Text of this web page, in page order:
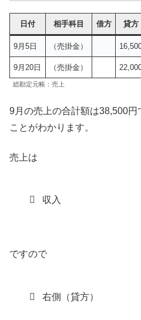
日付 相手科目 借方 貸方
9月5日 （売掛金）
9月20日 （売掛金）
総勘定元帳：売上
9月の売上の合計額は38,500
ことがわかります。
売上は
収入
ですので
右側（貸方）